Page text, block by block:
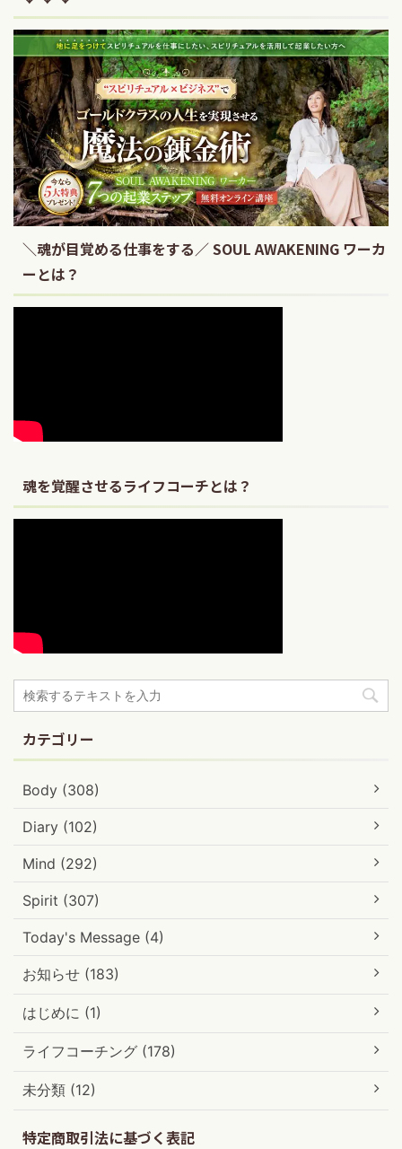
＼魂が目覚める仕事をする／ SOUL AWAKENING ワーカ
ーとは？
魂を覚醒させるライフコーチとは？
カテゴリー
Body (308)
Diary (102)
Mind (292)
Spirit (307)
Today's Message (4)
お知らせ (183)
はじめに (1)
ライフコーチング (178)
未分類 (12)
特定商取引法に基づく表記